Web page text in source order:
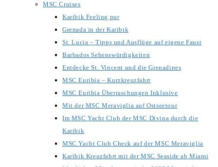
MSC Cruises
Karibik Feeling pur
Grenada in der Karibik
St. Lucia – Tipps und Ausflüge auf eigene Faust
Barbados Sehenswürdigkeiten
Entdecke St. Vincent und die Grenadines
MSC Euribia – Kurzkreuzfahrt
MSC Euribia Überraschungen Inklusive
Mit der MSC Meraviglia auf Ostseetour
Im MSC Yacht Club der MSC Divina durch die
Karibik
MSC Yacht Club Check auf der MSC Meraviglia
Karibik Kreuzfahrt mit der MSC Seaside ab Miami